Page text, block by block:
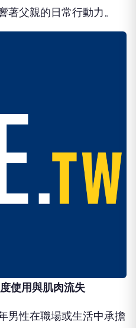
著父親的日常行動力。
使用與肌肉流失
男性在職場或生活中承擔